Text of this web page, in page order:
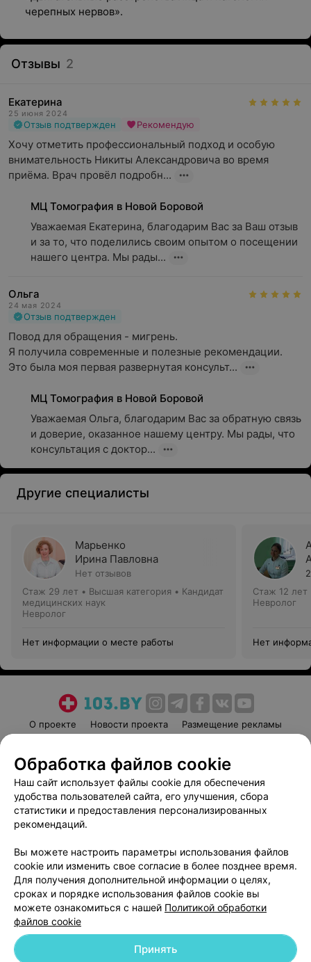
черепных нервов».
Отзывы 2
Екатерина
25 июня 2024
Отзыв подтвержден Рекомендую
Хочу отметить профессиональный подход и особую
внимательность Никиты Александровича во время
приёма. Врач провёл подробн...
МЦ Томография в Новой Боровой
Уважаемая Екатерина, благодарим Вас за Ваш отзыв
и за то, что поделились своим опытом о посещении
нашего центра. Мы рады...
Ольга
24 мая 2024
Отзыв подтвержден
Повод для обращения - мигрень.
Я получила современные и полезные рекомендации.
Это была моя первая развернутая консульт...
МЦ Томография в Новой Боровой
Уважаемая Ольга, благодарим Вас за обратную связь
и доверие, оказанное нашему центру. Мы рады, что
консультация с доктор...
Другие специалисты
Марьенко
Ирина Павловна
Нет отзывов
Стаж 29 лет • Высшая категория • Кандидат
медицинских наук
Невролог
Нет информации о месте работы
Стаж 12 лет
Невролог
Нет
О проекте Новости проекта
Размещение рекламы
Пользовательское соглашение
Способы оплаты
Вакансии
Партнеры
Написать руководителю 103.by
Обработка персональных данных
© 2026 ООО «Артокс Лаб», УНП 191700409 | 220012, Республика Беларусь,
Обработка файлов cookie
Наш сайт использует файлы cookie для обеспечения
удобства пользователей сайта, его улучшения, сбора
статистики и предоставления персонализированных
рекомендаций.
Вы можете настроить параметры использования файлов
cookie или изменить свое согласие в более позднее время.
Для получения дополнительной информации о целях,
сроках и порядке использования файлов cookie вы
можете ознакомиться с нашей Политикой обработки
файлов cookie
Принять